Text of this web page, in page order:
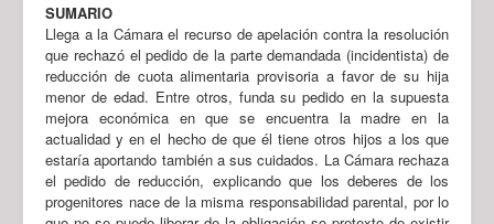
SUMARIO
Llega a la Cámara el recurso de apelación contra la resolución
que rechazó el pedido de la parte demandada (incidentista) de
reducción de cuota alimentaria provisoria a favor de su hija
menor de edad. Entre otros, funda su pedido en la supuesta
mejora económica en que se encuentra la madre en la
actualidad y en el hecho de que él tiene otros hijos a los que
estaría aportando también a sus cuidados. La Cámara rechaza
el pedido de reducción, explicando que los deberes de los
progenitores nace de la misma responsabilidad parental, por lo